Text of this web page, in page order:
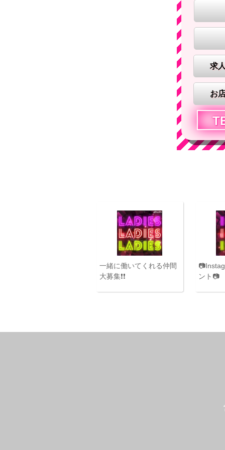
求
お
一緒に働いてくれる仲間
大募集❗️❗️
ント📷